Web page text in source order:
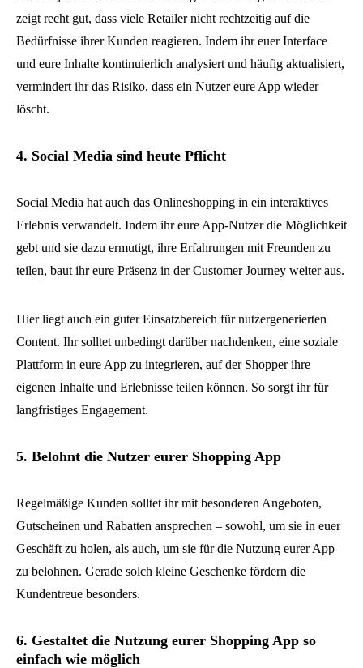
zeigt recht gut, dass viele Retailer nicht rechtzeitig auf die
Bedürfnisse ihrer Kunden reagieren. Indem ihr euer Interface
und eure Inhalte kontinuierlich analysiert und häufig aktualisiert,
vermindert ihr das Risiko, dass ein Nutzer eure App wieder
löscht.
4. Social Media sind heute Pflicht
Social Media hat auch das Onlineshopping in ein interaktives
Erlebnis verwandelt. Indem ihr eure App-Nutzer die Möglichkeit
gebt und sie dazu ermutigt, ihre Erfahrungen mit Freunden zu
teilen, baut ihr eure Präsenz in der Customer Journey weiter aus.
Hier liegt auch ein guter Einsatzbereich für nutzergenerierten
Content. Ihr solltet unbedingt darüber nachdenken, eine soziale
Plattform in eure App zu integrieren, auf der Shopper ihre
eigenen Inhalte und Erlebnisse teilen können. So sorgt ihr für
langfristiges Engagement.
5. Belohnt die Nutzer eurer Shopping App
Regelmäßige Kunden solltet ihr mit besonderen Angeboten,
Gutscheinen und Rabatten ansprechen – sowohl, um sie in euer
Geschäft zu holen, als auch, um sie für die Nutzung eurer App
zu belohnen. Gerade solch kleine Geschenke fördern die
Kundentreue besonders.
6. Gestaltet die Nutzung eurer Shopping App so
einfach wie möglich